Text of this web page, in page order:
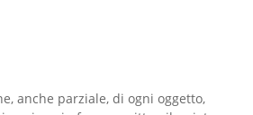
anche parziale, di ogni oggetto,